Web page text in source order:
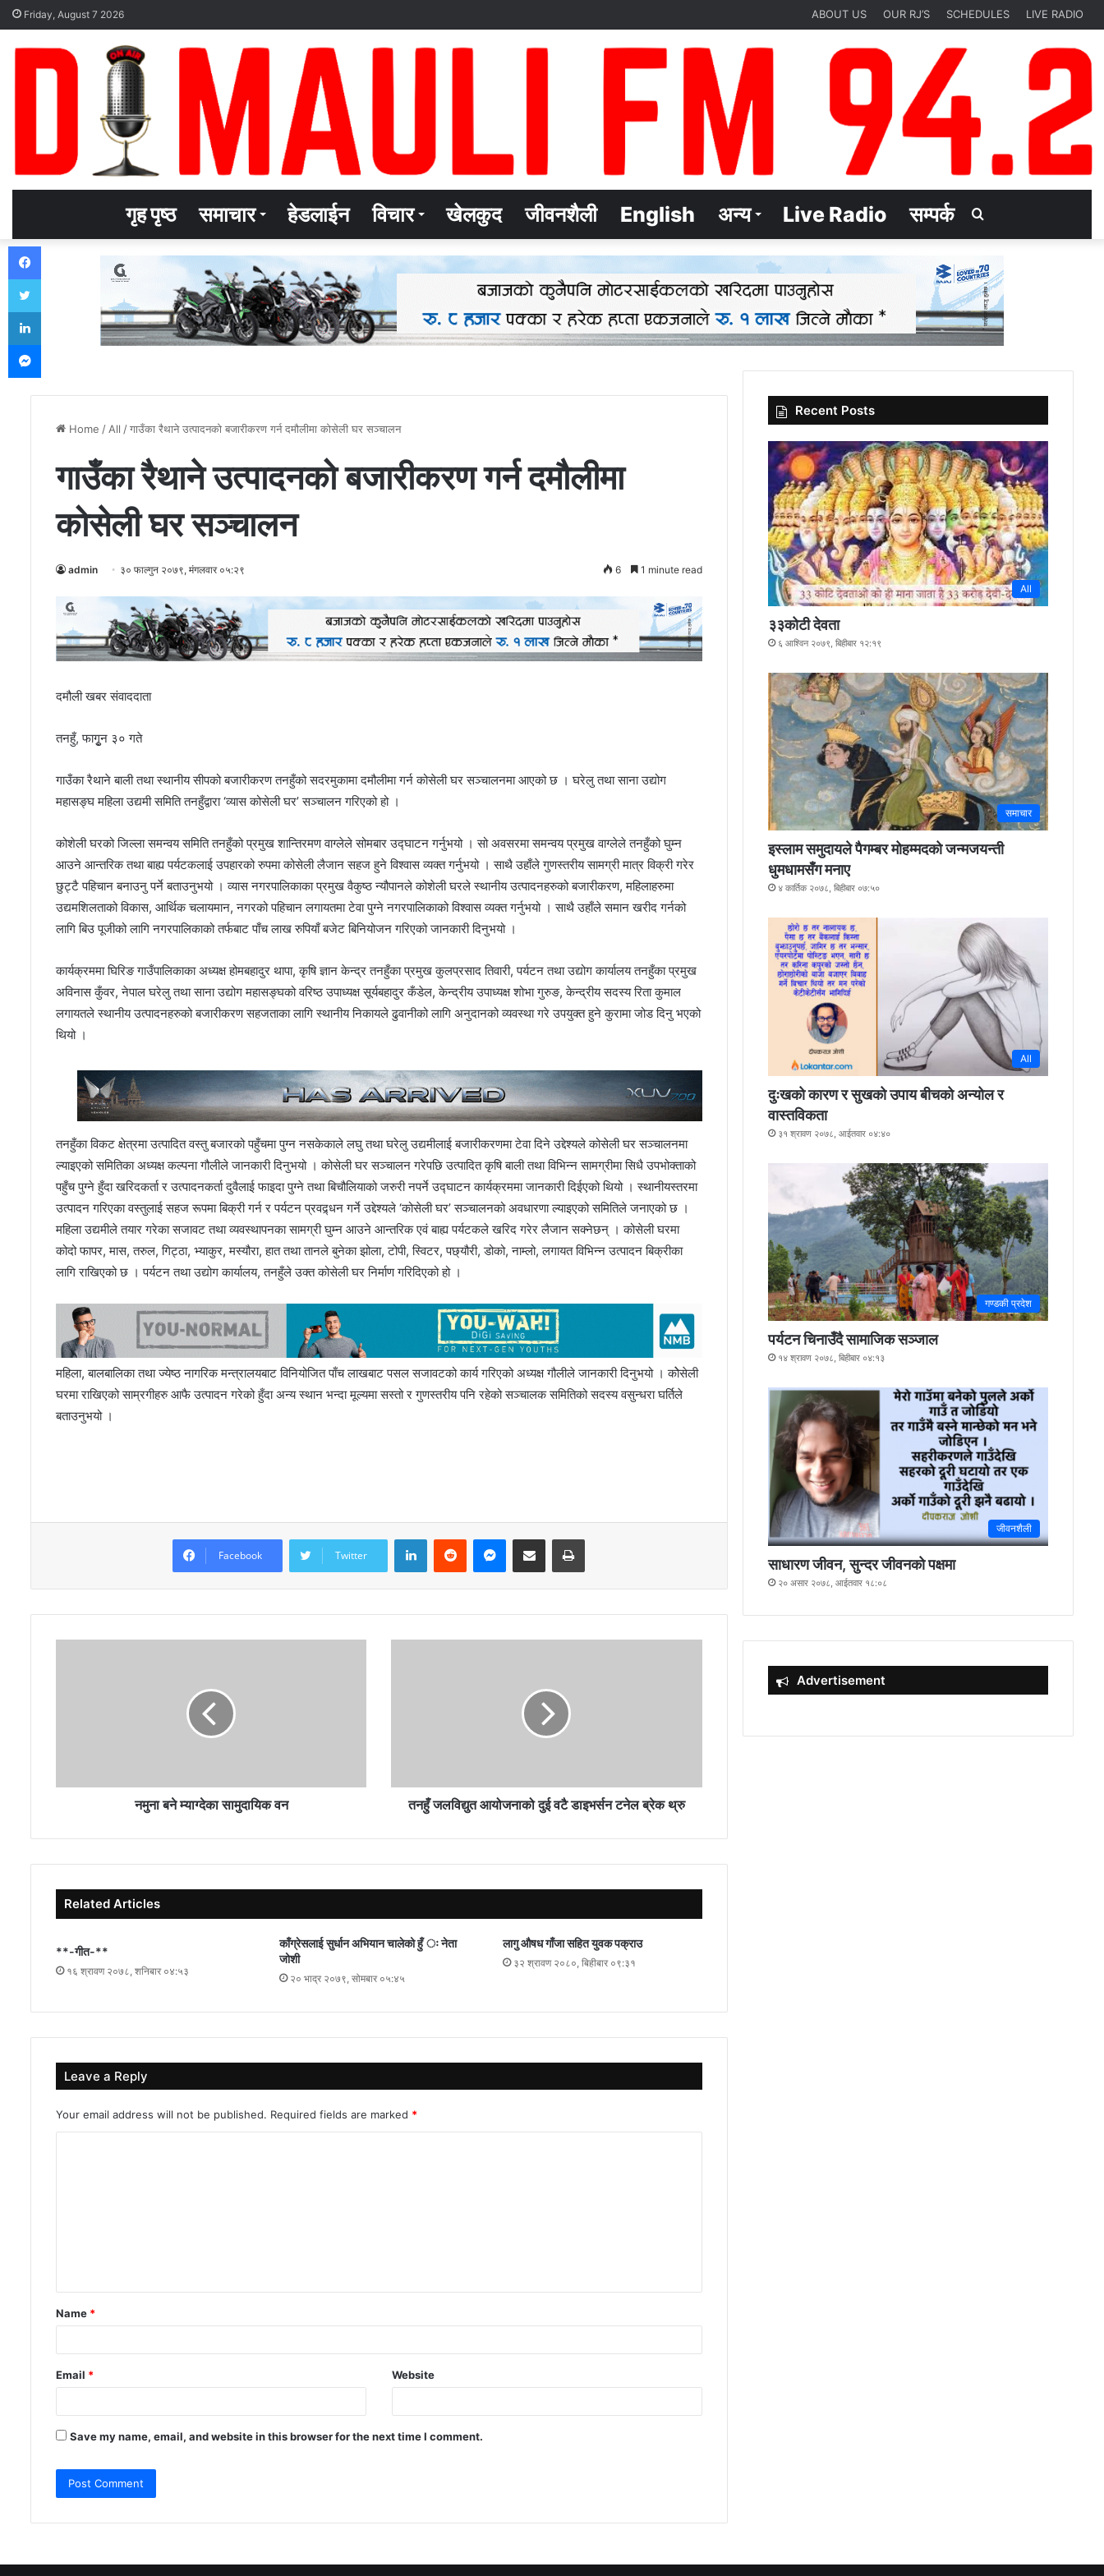
Friday, August 7 2026 ABOUT US OUR RJ’S SCHEDULES LIVE RADIO
गृह पृष्ठ समाचार हेडलाईन विचार खेलकुद जीवनशैली English अन्य Live Radio सम्पर्क
for
Home / All /गाउँका रैथाने उत्पादनको बजारीकरण गर्न दमौलीमा कोसेली घर सञ्चालन
गाउँका रैथाने उत्पादनको बजारीकरण गर्न दमौलीमा
कोसेली घर सञ्चालन
admin ३० फाल्गुन २०७९, मंगलवार ०५:२९ 6 1 minute read
दमौली खबर संवाददाता
तनहुँ, फागुृन ३० गते
गाउँका रैथाने बाली तथा स्थानीय सीपको बजारीकरण तनहुँको सदरमुकामा दमौलीमा गर्न कोसेली घर सञ्चालनमा आएको छ । घरेलु तथा साना उद्योग
महासङ्घ महिला उद्यमी समिति तनहुँद्वारा ‘व्यास कोसेली घर’ सञ्चालन गरिएको हो ।
कोशेली घरको जिल्ला समन्वय समिति तनहुँको प्रमुख शान्तिरमण वाग्लेले सोमबार उद्घाटन गर्नुभयो । सो अवसरमा समन्वय प्रमुख वाग्लेले तनहुँको घुम्न
आउने आन्तरिक तथा बाह्य पर्यटकलाई उपहारको रुपमा कोसेली लैजान सहज हुने विश्वास व्यक्त गर्नुभयो । साथै उहाँले गुणस्तरीय सामग्री मात्र विक्री गरेर
छुट्टै पहिचान बनाउनु पर्ने बताउनुभयो । व्यास नगरपालिकाका प्रमुख वैकुष्ठ न्यौपानले कोशेली घरले स्थानीय उत्पादनहरुको बजारीकरण, महिलाहरुमा
उद्यमशिलताको विकास, आर्थिक चलायमान, नगरको पहिचान लगायतमा टेवा पुग्ने नगरपालिकाको विश्वास व्यक्त गर्नुभयो । साथै उहाँले समान खरीद गर्नको
लागि बिउ पूजीको लागि नगरपालिकाको तर्फबाट पाँच लाख रुपियाँ बजेट बिनियोजन गरिएको जानकारी दिनुभयो ।
कार्यक्रममा घिरिङ गाउँपालिकाका अध्यक्ष होमबहादुर थापा, कृषि ज्ञान केन्द्र तनहुँका प्रमुख कुलप्रसाद तिवारी, पर्यटन तथा उद्योग कार्यालय तनहुँका प्रमुख
अविनास कुँवर, नेपाल घरेलु तथा साना उद्योग महासङ्घको वरिष्ठ उपाध्यक्ष सूर्यबहादुर कँडेल, केन्द्रीय उपाध्यक्ष शोभा गुरुङ, केन्द्रीय सदस्य रिता कुमाल
लगायतले स्थानीय उत्पादनहरुको बजारीकरण सहजताका लागि स्थानीय निकायले ढुवानीको लागि अनुदानको व्यवस्था गरे उपयुक्त हुने कुरामा जोड दिनु भएको
थियो ।
तनहुँका विकट क्षेत्रमा उत्पादित वस्तु बजारको पहुँचमा पुग्न नसकेकाले लघु तथा घरेलु उद्यमीलाई बजारीकरणमा टेवा दिने उद्देश्यले कोसेली घर सञ्चालनमा
ल्याइएको समितिका अध्यक्ष कल्पना गौलीले जानकारी दिनुभयो । कोसेली घर सञ्चालन गरेपछि उत्पादित कृषि बाली तथा विभिन्न सामग्रीमा सिधै उपभोक्ताको
पहुँच पुग्ने हुँदा खरिदकर्ता र उत्पादनकर्ता दुवैलाई फाइदा पुग्ने तथा बिचौलियाको जरुरी नपर्ने उद्घाटन कार्यक्रममा जानकारी दिईएको थियो । स्थानीयस्तरमा
उत्पादन गरिएका वस्तुलाई सहज रूपमा बिक्री गर्न र पर्यटन प्रवद्र्धन गर्ने उद्देश्यले ‘कोसेली घर’ सञ्चालनको अवधारणा ल्याइएको समितिले जनाएको छ ।
महिला उद्यमीले तयार गरेका सजावट तथा व्यवस्थापनका सामग्री घुम्न आउने आन्तरिक एवं बाह्य पर्यटकले खरिद गरेर लैजान सक्नेछन् । कोसेली घरमा
कोदो फापर, मास, तरुल, गिट्ठा, भ्याकुर, मस्यौरा, हात तथा तानले बुनेका झोला, टोपी, स्विटर, पछ्यौरी, डोको, नाम्लो, लगायत विभिन्न उत्पादन बिक्रीका
लागि राखिएको छ । पर्यटन तथा उद्योग कार्यालय, तनहुँले उक्त कोसेली घर निर्माण गरिदिएको हो ।
महिला, बालबालिका तथा ज्येष्ठ नागरिक मन्त्रालयबाट विनियोजित पाँच लाखबाट पसल सजावटको कार्य गरिएको अध्यक्ष गौलीले जानकारी दिनुभयो । कोेसेली
घरमा राखिएको साम्रगीहरु आफै उत्पादन गरेको हुँदा अन्य स्थान भन्दा मूल्यमा सस्तो र गुणस्तरीय पनि रहेको सञ्चालक समितिको सदस्य वसुन्धरा घर्तिले
बताउनुभयो ।
Facebook Twitter
LinkedIn
नमुना बने म्याग्देका सामुदायिक वन तनहुँ जलविद्युत आयोजनाको दुई वटै डाइभर्सन टनेल ब्रेक थ्रु
Related Articles
**-गीत-**
१६ श्रावण २०७८, शनिबार ०४:५३
काँग्रेसलाई सुर्धान अभियान चालेको हुँ ः नेता
जोशी
२० भाद्र २०७९, सोमबार ०५:४५
लागु औषध गाँजा सहित युवक पक्राउ
३२ श्रावण २०८०, बिहीबार ०९:३१
Leave a Reply
Your email address will not be published. Required fields are marked *
t
*
Name *
Email * Website
Save my name, email, and website in this browser for the next time I comment.
Recent Posts
All
३३कोटी देवता
६ आश्विन २०७९, बिहीबार १२:१९
समाचार
इस्लाम समुदायले पैगम्बर मोहम्मदको जन्मजयन्ती
धुमधामसँग मनाए
४ कार्तिक २०७८, बिहीबार ०७:५०
All
दुःखको कारण र सुखको उपाय बीचको अन्योल र
वास्तविकता
३१ श्रावण २०७८, आईतवार ०४:४०
गण्डकी प्रदेश
पर्यटन चिनाउँदै सामाजिक सञ्जाल
१४ श्रावण २०७८, बिहीबार ०४:१३
जीवनशैली
साधारण जीवन, सुन्दर जीवनको पक्षमा
२० असार २०७८, आईतवार १८:०८
Advertisement